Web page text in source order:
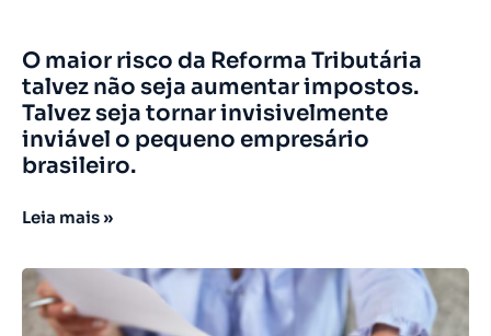
O maior risco da Reforma Tributária
talvez não seja aumentar impostos.
Talvez seja tornar invisivelmente
inviável o pequeno empresário
brasileiro.
Leia mais »